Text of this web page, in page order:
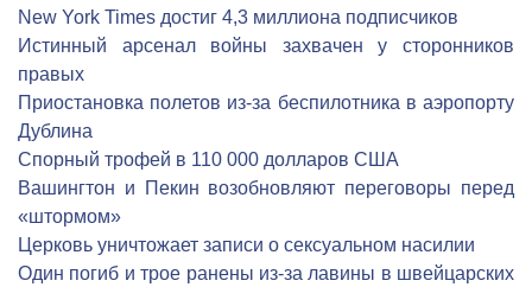
New York Times достиг 4,3 миллиона подписчиков
Истинный арсенал войны захвачен у сторонников
правых
Приостановка полетов из-за беспилотника в аэропорту
Дублина
Спорный трофей в 110 000 долларов США
Вашингтон и Пекин возобновляют переговоры перед
«штормом»
Церковь уничтожает записи о сексуальном насилии
Один погиб и трое ранены из-за лавины в швейцарских